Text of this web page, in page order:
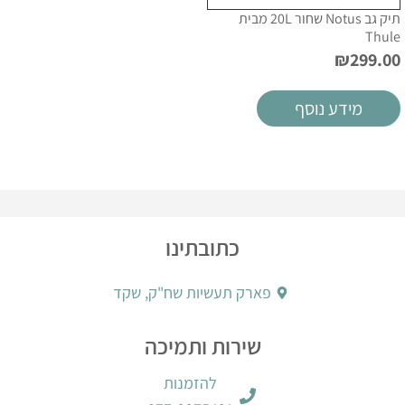
תיק גב Notus שחור 20L מבית
Thule
₪299.00
מידע נוסף
כתובתינו
פארק תעשיות שח"ק, שקד
שירות ותמיכה
להזמנות